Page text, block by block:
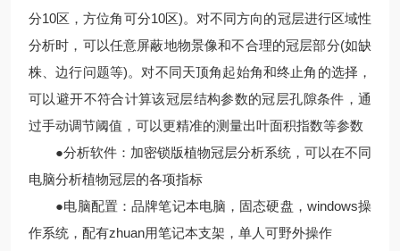
分10区，方位角可分10区)。对不同方向的冠层进行区域性
分析时，可以任意屏蔽地物景像和不合理的冠层部分(如缺
株、边行问题等)。对不同天顶角起始角和终止角的选择，
可以避开不符合计算该冠层结构参数的冠层孔隙条件，通
过手动调节阈值，可以更精准的测量出叶面积指数等参数
●分析软件：加密锁版植物冠层分析系统，可以在不同
电脑分析植物冠层的各项指标
●电脑配置：品牌笔记本电脑，固态硬盘，windows操
作系统，配有zhuan用笔记本支架，单人可野外操作